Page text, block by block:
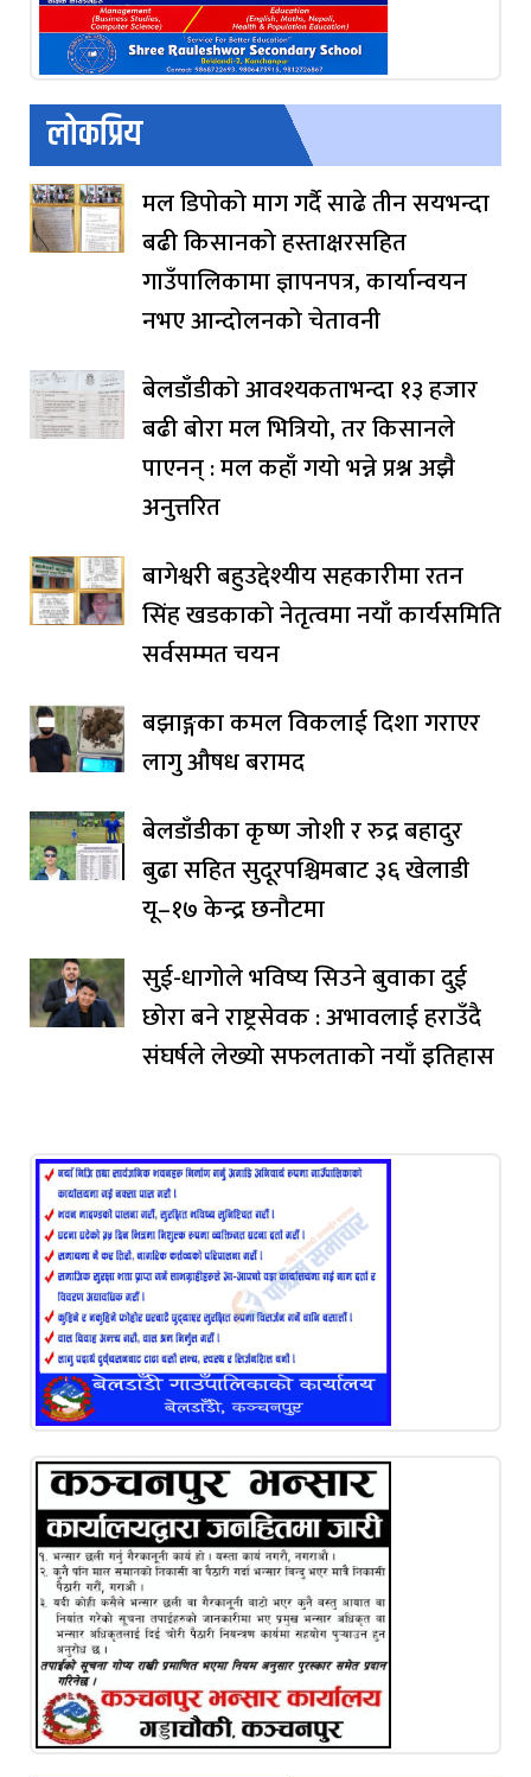
लोकप्रिय
मल डिपोको माग गर्दै साढे तीन सयभन्दा
बढी किसानको हस्ताक्षरसहित
गाउँपालिकामा ज्ञापनपत्र, कार्यान्वयन
नभए आन्दोलनको चेतावनी
बेलडाँडीको आवश्यकताभन्दा १३ हजार
बढी बोरा मल भित्रियो, तर किसानले
पाएनन् : मल कहाँ गयो भन्ने प्रश्न अझै
अनुत्तरित
बागेश्वरी बहुउद्देश्यीय सहकारीमा रतन
सिंह खडकाको नेतृत्वमा नयाँ कार्यसमिति
सर्वसम्मत चयन
बझाङ्गका कमल विकलाई दिशा गराएर
लागु औषध बरामद
बेलडाँडीका कृष्ण जोशी र रुद्र बहादुर
बुढा सहित सुदूरपश्चिमबाट ३६ खेलाडी
यू–१७ केन्द्र छनौटमा
सुई-धागोले भविष्य सिउने बुवाका दुई
छोरा बने राष्ट्रसेवक : अभावलाई हराउँदै
संघर्षले लेख्यो सफलताको नयाँ इतिहास